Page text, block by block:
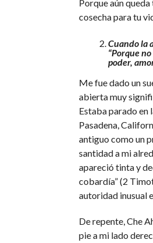
Porque aún
cosecha para tu
Cuando la
“Porque
poder,
Me fue dado un
abierta muy
Estaba parado
Pasadena,
antiguo como un
santidad a mi
apareció tinta y
cobardía” (2
autoridad inusual
De repente, Che
pie a mi lado